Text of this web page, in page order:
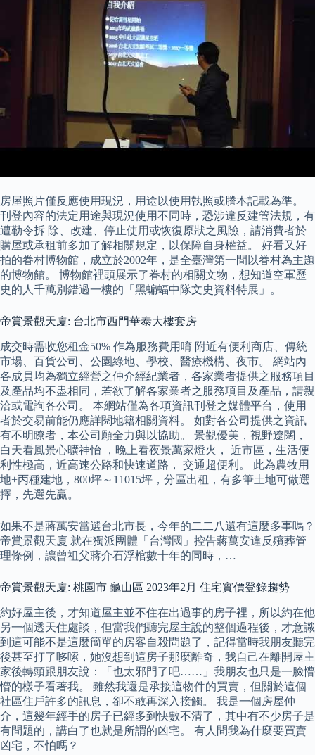
房屋照片僅反應使用現況，用途以使用執照或謄本記載為準。
刊登內容的法定用途與現況使用不同時，恐涉違反建管法規，有
遭勒令拆 除、改建、停止使用或恢復原狀之風險，請消費者於
購屋或承租前多加了解相關規定，以保障自身權益。 好看又好
拍的眷村博物館，成立於2002年，是全臺灣第一間以眷村為主題
的博物館。 博物館裡頭展示了眷村的相關文物，想知道空軍歷
史的人千萬別錯過一樓的「黑蝙蝠中隊文史資料特展」。
帝賞景觀天廈: 台北市西門華泰大樓套房
成交時需收您租金50% 作為服務費用唷 附近有便利商店、傳統
市場、百貨公司、公園綠地、學校、醫療機構、夜市。 網站內
各成員均為獨立經營之仲介經紀業者，各家業者提供之服務項目
及產品均不盡相同，若欲了解各家業者之服務項目及產品，請親
洽或電詢各公司。 本網站僅為各項資訊刊登之媒體平台，使用
者於交易前能仍應詳閱地籍相關資料。 如對各公司提供之資訊
有不明瞭者，本公司願全力與以協助。 景觀優美，視野遼闊，
白天看風景心曠神怡 ，晚上看夜景萬家燈火， 近市區，生活便
利性極高，近高速公路和快速道路， 交通超便利。 此為農牧用
地+丙種建地，800坪～11015坪，分區出租，有多筆土地可做選
擇，先選先贏。
如果不是蔣萬安當選台北市長，今年的二二八還有這麼多事嗎？
帝賞景觀天廈 就在獨派團體「台灣國」控告蔣萬安違反殯葬管
理條例，讓曾祖父蔣介石浮棺數十年的同時，…
帝賞景觀天廈: 桃園市 龜山區 2023年2月 住宅實價登錄趨勢
約好屋主後，才知道屋主並不住在出過事的房子裡，所以約在他
另一個透天住處談，但當我們聽完屋主說的整個過程後，才意識
到這可能不是這麼簡單的房客自殺問題了，記得當時我朋友聽完
後甚至打了哆嗦，她沒想到這房子那麼離奇，我自己在離開屋主
家後轉頭跟朋友說：「也太邪門了吧……」我朋友也只是一臉懵
懵的樣子看著我。 雖然我還是承接這物件的買賣，但關於這個
社區住戶許多的訊息，卻不敢再深入接觸。 我是一個房屋仲
介，這幾年經手的房子已經多到快數不清了，其中有不少房子是
有問題的，講白了也就是所謂的凶宅。 有人問我為什麼要買賣
凶宅，不怕嗎？